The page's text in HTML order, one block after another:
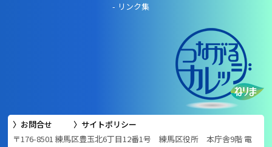
リンク集
お問合せ
サイトポリシー
〒176-8501 練馬区豊玉北6丁目12番1号 練馬区役所 本庁舎9階 電